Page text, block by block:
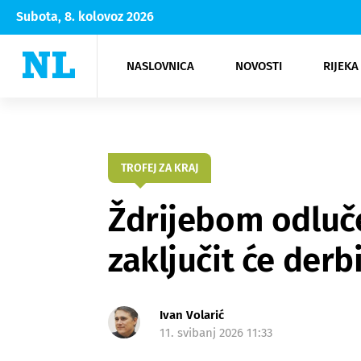
Subota, 8. kolovoz 2026
NASLOVNICA NOVOSTI
Rijeka Opatija
NK
Moda
Kultura
TROFEJ ZA KRAJ
Ždrijebom
zaključit će
Ivan Volarić
11. svibanj 2026 11:33